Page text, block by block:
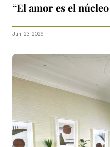
“El amor es el
Juni 23, 2026